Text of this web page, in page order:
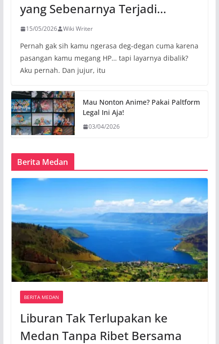
yang Sebenarnya Terjadi…
15/05/2026 Wiki Writer
Pernah gak sih kamu ngerasa deg-degan cuma karena
pasangan kamu megang HP… tapi layarnya dibalik?
Aku pernah. Dan jujur, itu
Mau Nonton Anime? Pakai Paltform
Legal Ini Aja!
03/04/2026
Berita Medan
BERITA MEDAN
Liburan Tak Terlupakan ke
Medan Tanpa Ribet Bersama